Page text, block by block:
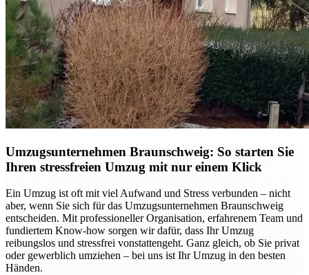
Umzugsunternehmen Braunschweig: So starten Sie
Ihren stressfreien Umzug mit nur einem Klick
Ein Umzug ist oft mit viel Aufwand und Stress verbunden – nicht
aber, wenn Sie sich für das Umzugsunternehmen Braunschweig
entscheiden. Mit professioneller Organisation, erfahrenem Team und
fundiertem Know-how sorgen wir dafür, dass Ihr Umzug
reibungslos und stressfrei vonstattengeht. Ganz gleich, ob Sie privat
oder gewerblich umziehen – bei uns ist Ihr Umzug in den besten
Händen.